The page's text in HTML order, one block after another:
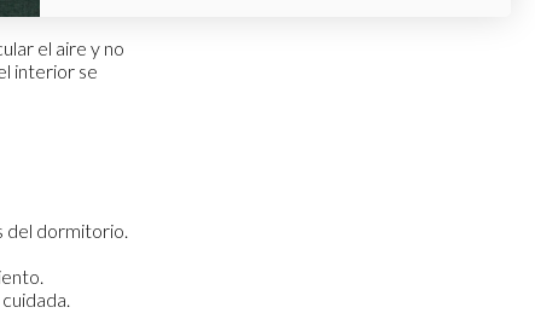
el aire y no
interior se
del dormitorio.